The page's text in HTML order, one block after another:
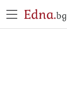
Edna.bg